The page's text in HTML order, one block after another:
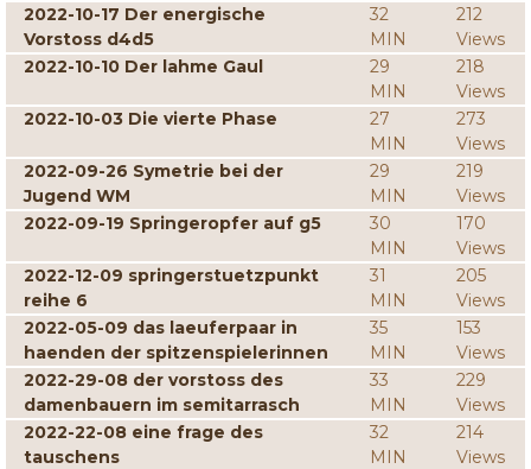
2022-10-17 Der energische
Vorstoss d4d5
32
MIN
212
Views
2022-10-10 Der lahme Gaul
29
MIN
218
Views
2022-10-03 Die vierte Phase
27
MIN
273
Views
2022-09-26 Symetrie bei der
Jugend WM
29
MIN
219
Views
2022-09-19 Springeropfer auf g5
30
MIN
170
Views
2022-12-09 springerstuetzpunkt
reihe 6
31
MIN
205
Views
2022-05-09 das laeuferpaar in
haenden der spitzenspielerinnen
35
MIN
153
Views
2022-29-08 der vorstoss des
damenbauern im semitarrasch
33
MIN
229
Views
2022-22-08 eine frage des
tauschens
32
MIN
214
Views